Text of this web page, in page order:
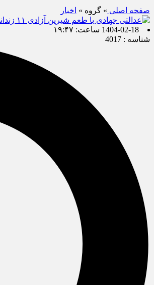
صفحه اصلی » گروه » اخبار
1404-02-18 ساعت: ۱۹:۴۷
شناسه : 4017